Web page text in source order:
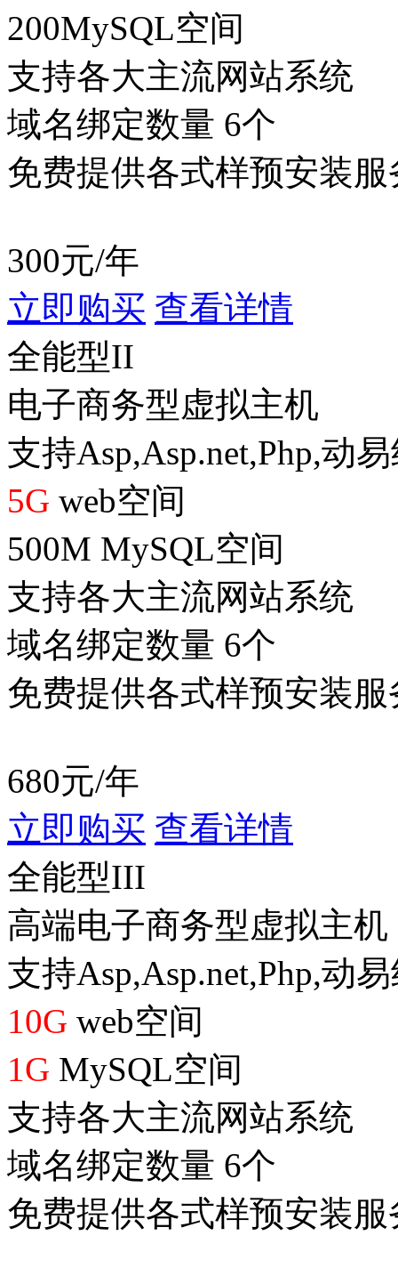
200MySQL空间
支持各大主流网站系统
域名绑定数量 6个
免费提供各式样预安装服
300元/年
立即购买 查看详情
全能型II
电子商务型虚拟主机
支持Asp,Asp.net,Php,动
5G web空间
500M MySQL空间
支持各大主流网站系统
域名绑定数量 6个
免费提供各式样预安装服
680元/年
立即购买 查看详情
全能型III
高端电子商务型虚拟主机
支持Asp,Asp.net,Php,动
10G web空间
1G MySQL空间
支持各大主流网站系统
域名绑定数量 6个
免费提供各式样预安装服